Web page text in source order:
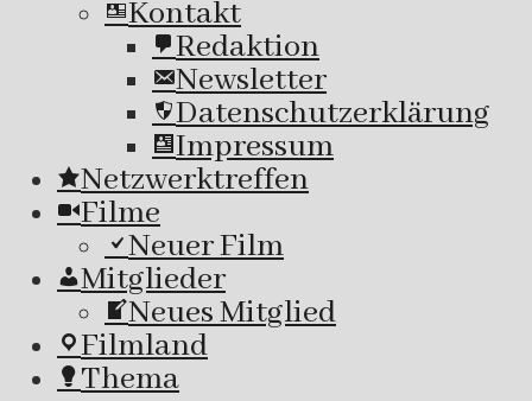
Kontakt
Redaktion
Newsletter
Datenschutzerklärung
Impressum
Netzwerktreffen
Filme
Neuer Film
Mitglieder
Neues Mitglied
Filmland
Thema